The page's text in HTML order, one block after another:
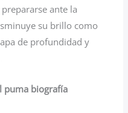
ante la
su brillo como
de profundidad y
puma biografía